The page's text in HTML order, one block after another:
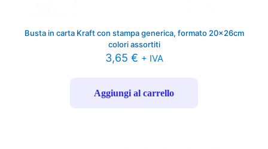
Busta in carta Kraft con stampa generica, formato 20x26cm
colori assortiti
3,65 € + IVA
Aggiungi al carrello